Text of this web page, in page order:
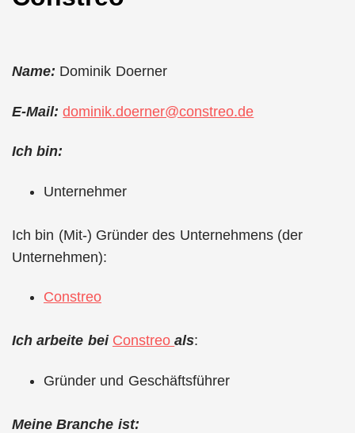
Name: Dominik Doerner
E-Mail: dominik.doerner@constreo.de
Ich bin:
Unternehmer
Ich bin (Mit-) Gründer des Unternehmens (der
Unternehmen):
Constreo
Ich arbeite bei Constreoals:
Gründer und Geschäftsführer
Meine Branche ist: